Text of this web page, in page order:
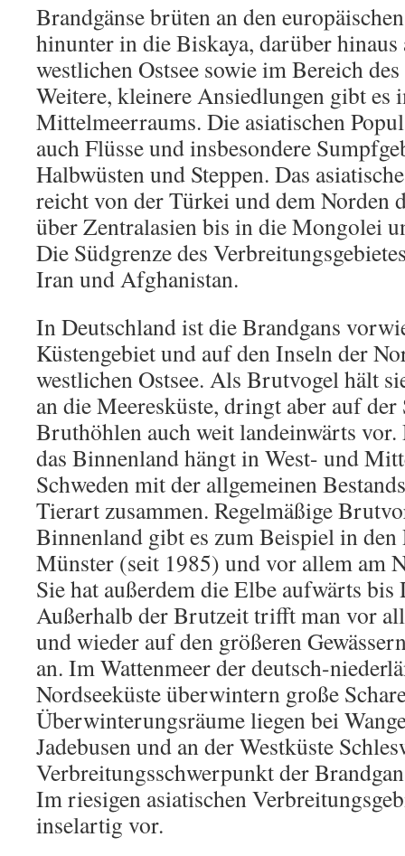
Brandgänse brüten an den
hinunter in die Biskaya, darüber hinaus
westlichen Ostsee sowie im Bereich
Weitere, kleinere Ansiedlungen gibt es
Mittelmeerraums. Die asiatischen
auch Flüsse und insbesondere
Halbwüsten und Steppen. Das
reicht von der Türkei und dem Norden
über Zentralasien bis in die Mongolei
Die Südgrenze des
Iran und Afghanistan.
In Deutschland ist die Brandgans
Küstengebiet und auf den Inseln der
westlichen Ostsee. Als Brutvogel hält
an die Meeresküste, dringt aber auf der
Bruthöhlen auch weit landeinwärts
das Binnenland hängt in West- und
Schweden mit der allgemeinen
Tierart zusammen. Regelmäßige
Binnenland gibt es zum Beispiel in
Münster (seit 1985) und vor allem am
Sie hat außerdem die Elbe aufwärts bis
Außerhalb der Brutzeit trifft man vor
und wieder auf den größeren
an. Im Wattenmeer der deutsch-
Nordseeküste überwintern große
Überwinterungsräume liegen bei
Jadebusen und an der Westküste
Verbreitungsschwerpunkt der
Im riesigen asiatischen
inselartig vor.